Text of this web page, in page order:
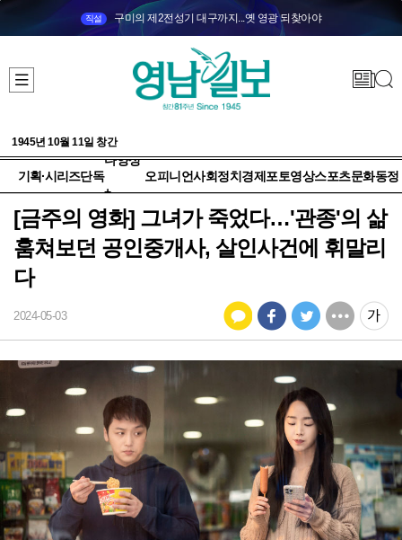
직설 구미의 제2전성기 대구까지...옛 영광 되찾아야
1945년 10월 11일 창간
기획·시리즈단독
다양성
+
오피니언사회정치 경제 포토영상스포츠문화동정
[금주의 영화] 그녀가 죽었다…'관종'의 삶
훔쳐보던 공인중개사, 살인사건에 휘말리
다
2024-05-03